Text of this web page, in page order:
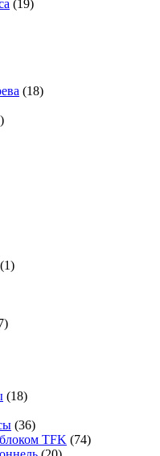
(19)
(18)
(1)
(18)
(36)
TFK (74)